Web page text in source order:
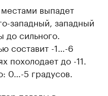
выпадет
западный, западный
сильного.
составит -1…-6
похолодает до -11.
0…-5 градусов.